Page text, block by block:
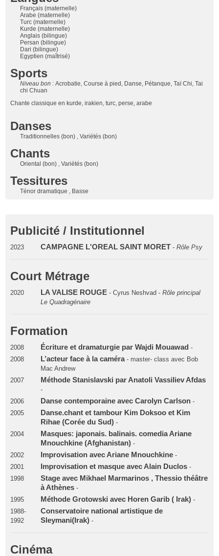
Français (maternelle)
Arabe (maternelle)
Turc (maternelle)
Kurde (maternelle)
Anglais (bilingue)
Persan (bilingue)
Dari (bilingue)
Egyptien (maîtrisé)
Sports
Niveau bon :Acrobatie, Course à pied, Danse, Pétanque, Taï Chi, Tai
chi Chuan
Chante classique en kurde, irakien, turc, perse, arabe
Danses
Traditionnelles (bon) , Variétés (bon)
Chants
Oriental (bon) , Variétés (bon)
Tessitures
Ténor dramatique , Basse
Publicité / Institutionnel
2023 CAMPAGNE L'OREAL SAINT MORET- Rôle Psy
Court Métrage
2020 LA VALISE ROUGE- Cyrus Neshvad - Rôle principal
Le Quadragénaire
Formation
2008 Écriture et dramaturgie par Wajdi Mouawad -
2008
L’acteur face à la caméra - master- class avec Bob
Mac Andrew
2007
Méthode Stanislavski par Anatoli Vassiliev Afdas
-
2006
Danse contemporaine avec Carolyn Carlson -
2005
Danse.chant et tambour Kim Doksoo et Kim
Rihae (Corée du Sud) -
2004
Masques: japonais. balinais. comedia Ariane
Mnouchkine (Afghanistan) -
2002
Improvisation avec Ariane Mnouchkine -
2001
Improvisation et masque avec Alain Duclos -
1998
Stage avec Mikhael Marmarinos , Thessio théâtre
à Athènes -
1995
Méthode Grotowski avec Horen Garib ( Irak) -
1988-
1992
Conservatoire national artistique de
Sleymani(Irak)-
Cinéma